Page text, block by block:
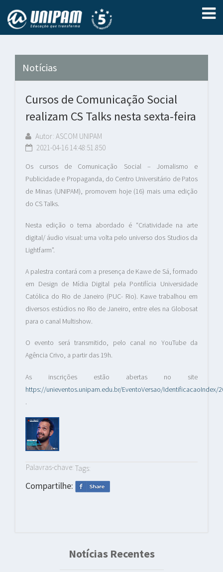
Notícias
Cursos de Comunicação Social
realizam CS Talks nesta sexta-feira
Autor: ASCOM UNIPAM
2021-04-16 14:48:51.850
Os cursos de Comunicação Social – Jornalismo e
Publicidade e Propaganda, do Centro Universitário de Patos
de Minas (UNIPAM), promovem hoje (16) mais uma edição
do CS Talks.
Nesta edição o tema abordado é “Criatividade na arte
digital/ áudio visual: uma volta pelo universo dos Studios da
Lightfarm”.
A palestra contará com a presença de Kawe de Sá, formado
em Design de Mídia Digital pela Pontifícia Universidade
Católica do Rio de Janeiro (PUC- Rio). Kawe trabalhou em
diversos estúdios no Rio de Janeiro, entre eles na Globosat
para o canal Multishow.
O evento será transmitido, pelo canal no YouTube da
Agência Crivo, a partir das 19h.
As inscrições estão abertas no site
https://unieventos.unipam.edu.br/EventoVersao/IdentificacaoIndex/
.
Palavras-chave: Tags:
Compartilhe:
Notícias Recentes